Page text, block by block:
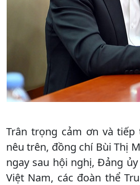
Trân trọng cảm ơn và
nêu trên, đồng chí Bùi Thị
ngay sau hội nghị, Đảng
Việt Nam, các đoàn thể